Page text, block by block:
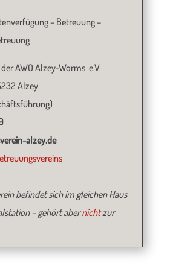
– Betreuung –
AWO Alzey-Worms e.V.
Alzey
alzey.de
befindet sich im gleichen Haus
– gehört abernichtzur